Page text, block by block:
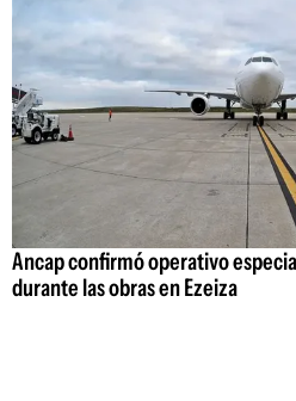
Ancap confirmó operativo
durante las obras en Ezeiza